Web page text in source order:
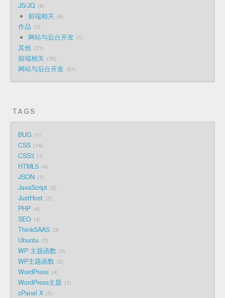
JS/JQ 6
前端相关 6
作品 2
网站与后台开发 1
其他 31
前端相关 35
网站与后台开发 61
TAGS
BUG 1
CSS 14
CSS3 1
HTML5 4
JSON 1
JavaScript 5
JustHost 2
PHP 4
SEO 4
ThinkSAAS 3
Ubuntu 2
WP 主题函数 3
WP主题函数 2
WordPress 4
WordPress主题 1
cPanel X 5